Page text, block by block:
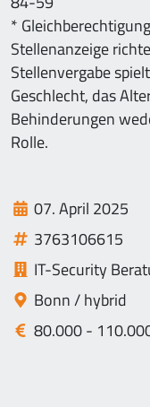
*
Stellenanzeige
Stellenvergabe
Geschlecht, das
Behinderungen
Rolle.
07. April 2025
3763106615
IT-Security
Bonn / hybrid
80.000 -